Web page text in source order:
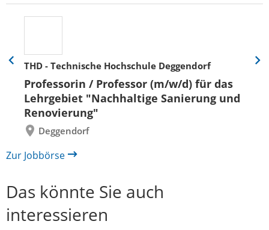
THD - Technische Hochschule Deggendorf
Professorin / Professor (m/w/d) für das
Lehrgebiet "Nachhaltige Sanierung und
Renovierung"
Deggendorf
Eine
zurück
Eine
Zur Jobbörse
Das könnte Sie auch
interessieren